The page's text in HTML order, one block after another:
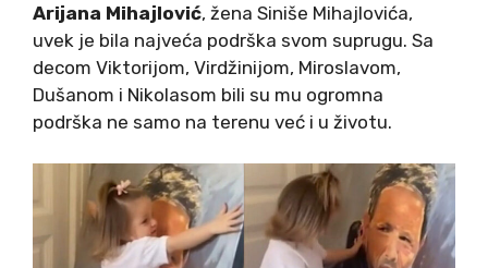
Arijana Mihajlović, žena Siniše Mihajlovića,
uvek je bila najveća podrška svom suprugu. Sa
decom Viktorijom, Virdžinijom, Miroslavom,
Dušanom i Nikolasom bili su mu ogromna
podrška ne samo na terenu već i u životu.